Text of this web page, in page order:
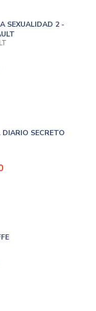
SEXUALIDAD 2 -
DIARIO SECRETO